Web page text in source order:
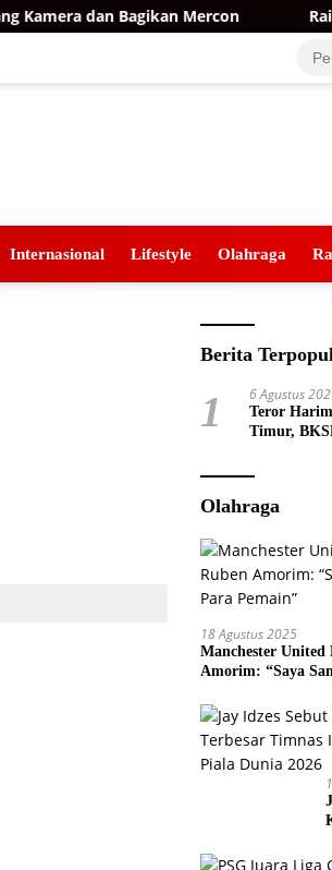
dan Bagikan Mercon Raih
Internasional Lifestyle Olahraga
Berita
1 6 Agustus
Teror
Timur,
Olahraga
18 Agustus 2025
Manchester
Amorim: “Saya